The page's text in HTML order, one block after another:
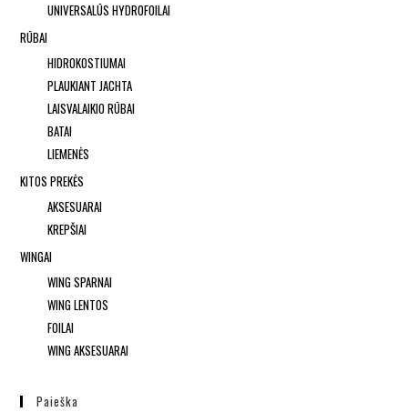
UNIVERSALŪS HYDROFOILAI
RŪBAI
HIDROKOSTIUMAI
PLAUKIANT JACHTA
LAISVALAIKIO RŪBAI
BATAI
LIEMENĖS
KITOS PREKĖS
AKSESUARAI
KREPŠIAI
WINGAI
WING SPARNAI
WING LENTOS
FOILAI
WING AKSESUARAI
Paieška